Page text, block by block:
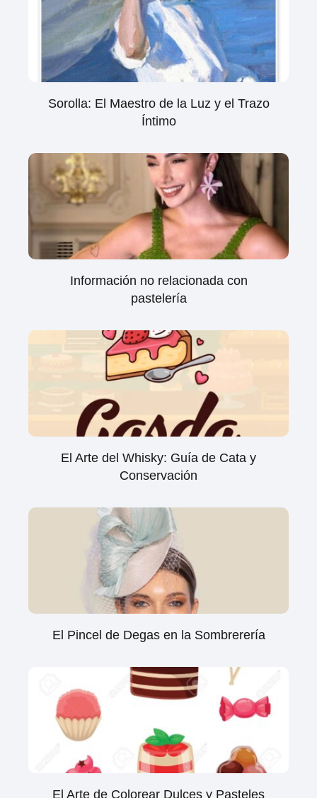
Sorolla: El Maestro de la Luz y el Trazo
Íntimo
Información no relacionada con
pastelería
El Arte del Whisky: Guía de Cata y
Conservación
El Pincel de Degas en la Sombrerería
El Arte de Colorear Dulces y Pasteles